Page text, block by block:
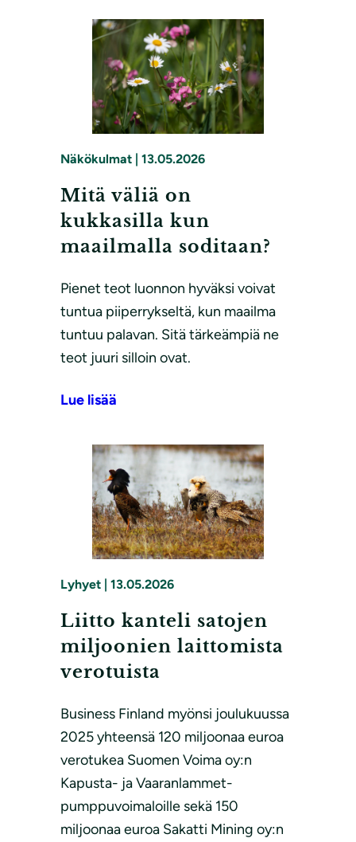
Näkökulmat | 13.05.2026
Mitä väliä on
kukkasilla kun
maailmalla soditaan?
Pienet teot luonnon hyväksi voivat
tuntua piiperrykseltä, kun maailma
tuntuu palavan. Sitä tärkeämpiä ne
teot juuri silloin ovat.
Lue lisää
Lyhyet | 13.05.2026
Liitto kanteli satojen
miljoonien laittomista
verotuista
Business Finland myönsi joulukuussa
2025 yhteensä 120 miljoonaa euroa
verotukea Suomen Voima oy:n
Kapusta- ja Vaaranlammet-
pumppuvoimaloille sekä 150
miljoonaa euroa Sakatti Mining oy:n